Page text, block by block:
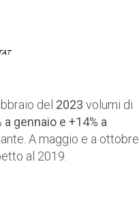
del 2023 volumi di
gennaio e +14% a
A maggio e a ottobre
al 2019.